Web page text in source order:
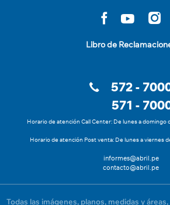
Libro de
572 -
571 -
Horario de atención Call Center: De lunes a domingo
Horario de atención Post venta: De lunes a viernes
informes@abril.pe
contacto@abril.pe
Todas las imágenes, planos, medidas y